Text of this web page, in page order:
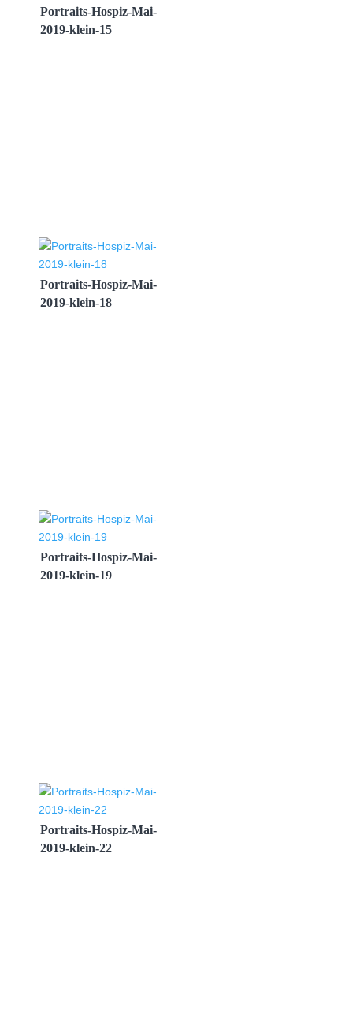
Portraits-Hospiz-Mai-
2019-klein-15
Portraits-Hospiz-Mai-
2019-klein-18
Portraits-Hospiz-Mai-
2019-klein-19
Portraits-Hospiz-Mai-
2019-klein-22